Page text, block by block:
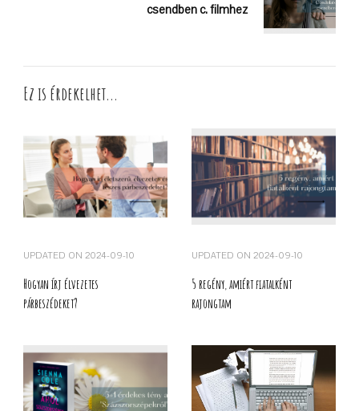
csendben c. filmhez
Ez is érdekelhet...
UPDATED ON 2024-09-10
Hogyan írj élvezetes
párbeszédeket?
UPDATED ON 2024-09-10
5 regény, amiért fiatalként
rajongtam